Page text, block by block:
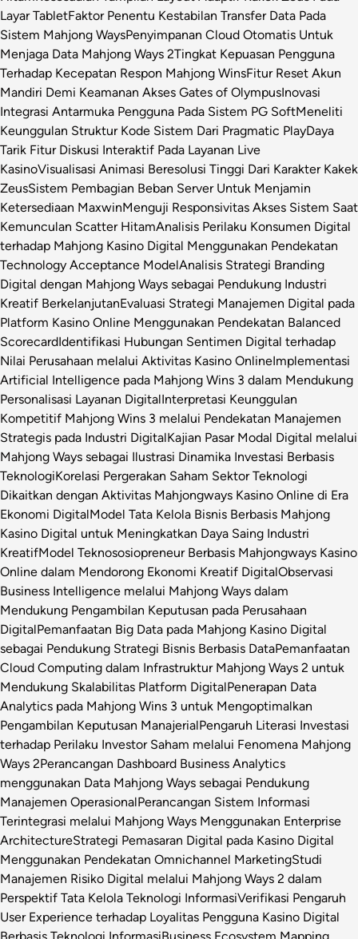
Layar TabletFaktor Penentu Kestabilan Transfer Data Pada
Sistem Mahjong WaysPenyimpanan Cloud Otomatis Untuk
Menjaga Data Mahjong Ways 2Tingkat Kepuasan Pengguna
Terhadap Kecepatan Respon Mahjong WinsFitur Reset Akun
Mandiri Demi Keamanan Akses Gates of OlympusInovasi
Integrasi Antarmuka Pengguna Pada Sistem PG SoftMeneliti
Keunggulan Struktur Kode Sistem Dari Pragmatic PlayDaya
Tarik Fitur Diskusi Interaktif Pada Layanan Live
KasinoVisualisasi Animasi Beresolusi Tinggi Dari Karakter Kakek
ZeusSistem Pembagian Beban Server Untuk Menjamin
Ketersediaan MaxwinMenguji Responsivitas Akses Sistem Saat
Kemunculan Scatter HitamAnalisis Perilaku Konsumen Digital
terhadap Mahjong Kasino Digital Menggunakan Pendekatan
Technology Acceptance ModelAnalisis Strategi Branding
Digital dengan Mahjong Ways sebagai Pendukung Industri
Kreatif BerkelanjutanEvaluasi Strategi Manajemen Digital pada
Platform Kasino Online Menggunakan Pendekatan Balanced
ScorecardIdentifikasi Hubungan Sentimen Digital terhadap
Nilai Perusahaan melalui Aktivitas Kasino OnlineImplementasi
Artificial Intelligence pada Mahjong Wins 3 dalam Mendukung
Personalisasi Layanan DigitalInterpretasi Keunggulan
Kompetitif Mahjong Wins 3 melalui Pendekatan Manajemen
Strategis pada Industri DigitalKajian Pasar Modal Digital melalui
Mahjong Ways sebagai Ilustrasi Dinamika Investasi Berbasis
TeknologiKorelasi Pergerakan Saham Sektor Teknologi
Dikaitkan dengan Aktivitas Mahjongways Kasino Online di Era
Ekonomi DigitalModel Tata Kelola Bisnis Berbasis Mahjong
Kasino Digital untuk Meningkatkan Daya Saing Industri
KreatifModel Teknososiopreneur Berbasis Mahjongways Kasino
Online dalam Mendorong Ekonomi Kreatif DigitalObservasi
Business Intelligence melalui Mahjong Ways dalam
Mendukung Pengambilan Keputusan pada Perusahaan
DigitalPemanfaatan Big Data pada Mahjong Kasino Digital
sebagai Pendukung Strategi Bisnis Berbasis DataPemanfaatan
Cloud Computing dalam Infrastruktur Mahjong Ways 2 untuk
Mendukung Skalabilitas Platform DigitalPenerapan Data
Analytics pada Mahjong Wins 3 untuk Mengoptimalkan
Pengambilan Keputusan ManajerialPengaruh Literasi Investasi
terhadap Perilaku Investor Saham melalui Fenomena Mahjong
Ways 2Perancangan Dashboard Business Analytics
menggunakan Data Mahjong Ways sebagai Pendukung
Manajemen OperasionalPerancangan Sistem Informasi
Terintegrasi melalui Mahjong Ways Menggunakan Enterprise
ArchitectureStrategi Pemasaran Digital pada Kasino Digital
Menggunakan Pendekatan Omnichannel MarketingStudi
Manajemen Risiko Digital melalui Mahjong Ways 2 dalam
Perspektif Tata Kelola Teknologi InformasiVerifikasi Pengaruh
User Experience terhadap Loyalitas Pengguna Kasino Digital